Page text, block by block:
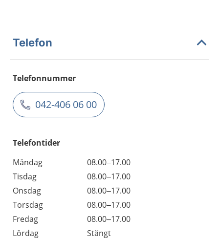
Telefon
Telefonnummer
042-406 06 00
Telefontider
Måndag
08.00–17.00
Tisdag
08.00–17.00
Onsdag
08.00–17.00
Torsdag
08.00–17.00
Fredag
08.00–17.00
Lördag
Stängt